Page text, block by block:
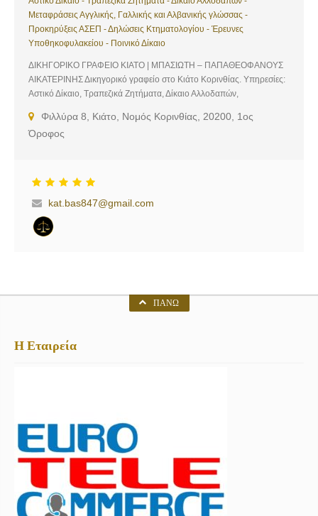
Μεταφράσεις Αγγλικής, Γαλλικής και Αλβανικής γλώσσας -
Προκηρύξεις ΑΣΕΠ - Δηλώσεις Κτηματολογίου - Έρευνες
Υποθηκοφυλακείου - Ποινικό Δίκαιο
ΔΙΚΗΓΟΡΙΚΟ ΓΡΑΦΕΙΟ ΚΙΑΤΟ | ΜΠΑΣΙΩΤΗ – ΠΑΠΑΘΕΟΦΑΝΟΥΣ
ΑΙΚΑΤΕΡΙΝΗΣ Δικηγορικό γραφείο στο Κιάτο Κορινθίας. Υπηρεσίες:
Αστικό Δίκαιο, Τραπεζικά Ζητήματα, Δίκαιο Αλλοδαπών,
Προκηρύξεις ΑΣΕΠ, Δηλώσεις Κτηματολογίου, Έρευνες
Υποθηκοφυλακείου, Ποινικό Δίκαιο
Φιλλύρα 8, Κιάτο, Νομός Κορινθίας, 20200, 1ος
Όροφος
kat.bas847@gmail.com
ΠΆΝΩ
Η Εταιρεία